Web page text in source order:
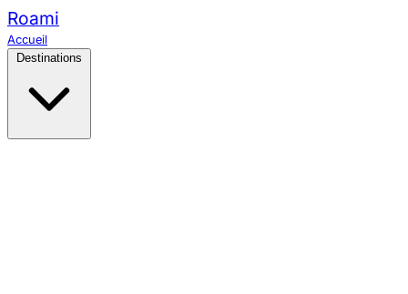
Roami
Accueil
Destinations